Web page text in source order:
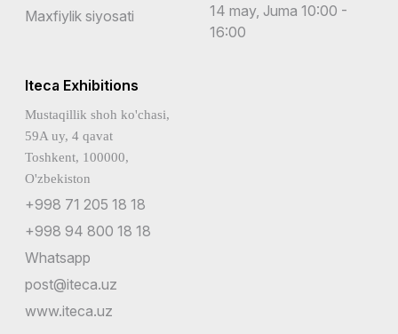
Maxfiylik siyosati
14 may, Juma 10:00 -
16:00
Iteca Exhibitions
Mustaqillik shoh ko'chasi,
59A uy, 4 qavat
Toshkent, 100000,
O'zbekiston
+998 71 205 18 18
+998 94 800 18 18
Whatsapp
post@iteca.uz
www.iteca.uz